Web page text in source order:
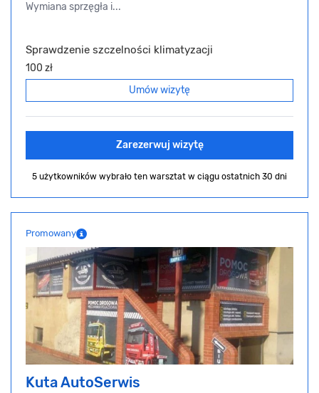
Wymiana sprzęgła i...
Sprawdzenie szczelności klimatyzacji
100 zł
Umów wizytę
Zarezerwuj wizytę
5 użytkowników wybrało ten warsztat w ciągu ostatnich 30 dni
Promowany
Kuta AutoSerwis